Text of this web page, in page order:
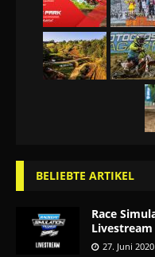
BELIEBTE ARTIKEL
Race
Livestream
27. Juni 2020